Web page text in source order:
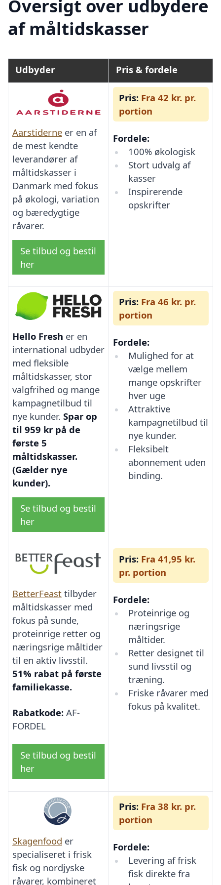
Oversigt over udbydere
af måltidskasser
Udbyder Pris & fordele
Aarstiderne er en af
de mest kendte
leverandører af
måltidskasser i
Danmark med fokus
på økologi, variation
og bæredygtige
råvarer.
Se tilbud og bestil
her
Pris: Fra 42 kr. pr.
portion
Fordele:
100% økologisk
Stort udvalg af
kasser
Inspirerende
opskrifter
Hello Fresh er en
international udbyder
med fleksible
måltidskasser, stor
valgfrihed og mange
kampagnetilbud til
nye kunder. Spar op
til 959 kr på de
første 5
måltidskasser.
(Gælder nye
kunder).
Se tilbud og bestil
her
Pris: Fra 46 kr. pr.
portion
Fordele:
Mulighed for at
vælge mellem
mange opskrifter
hver uge
Attraktive
kampagnetilbud til
nye kunder.
Fleksibelt
abonnement uden
binding.
BetterFeast tilbyder
måltidskasser med
fokus på sunde,
proteinrige retter og
næringsrige måltider
til en aktiv livsstil.
51% rabat på første
familiekasse.
Rabatkode: AF-
FORDEL
Se tilbud og bestil
her
Pris: Fra 41,95 kr.
pr. portion
Fordele:
Proteinrige og
næringsrige
måltider.
Retter designet til
sund livsstil og
træning.
Friske råvarer med
fokus på kvalitet.
Skagenfood er
specialiseret i frisk
fisk og nordjyske
råvarer, kombineret
Pris: Fra 38 kr. pr.
portion
Fordele:
Levering af frisk
fisk direkte fra